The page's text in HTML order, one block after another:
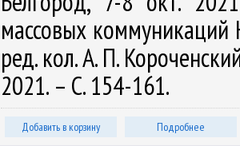
массовых коммуникаций
ред. кол. А. П.
2021. – С. 154-161.
Добавить в корзину Подробнее